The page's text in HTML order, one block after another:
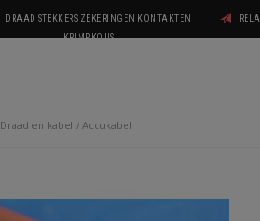
DRAAD STEKKERS ZEKERINGEN KONTAKTEN
KRIMPKOUS
Draad en kabel / Accukabel